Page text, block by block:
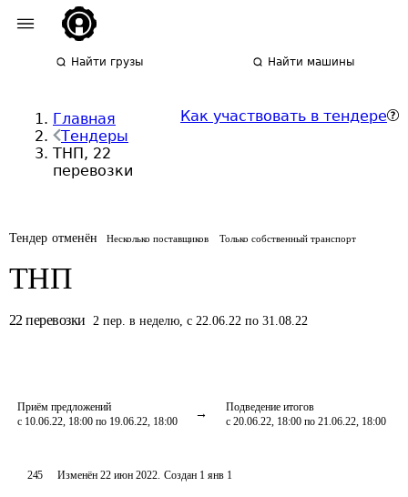
Найти грузы Найти машины
Главная
Тендеры
ТНП, 22
перевозки
Как участвовать в тендере
Тендер отменён Несколько поставщиков Только собственный транспорт
ТНП
22 перевозки 2 пер. в неделю, с 22.06.22 по 31.08.22
Приём предложений
с 10.06.22, 18:00 по 19.06.22, 18:00
Подведение итогов
с 20.06.22, 18:00 по 21.06.22, 18:00
245 Изменён22 июн 2022. Создан 1 янв 1